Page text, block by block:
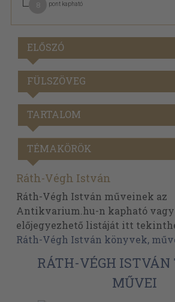
pont kapható
ELŐSZÓ
FÜLSZÖVEG
TARTALOM
TÉMAKÖRÖK
Ráth-Végh István
Ráth-Végh István műveinek az
Antikvarium.hu-n kapható vagy
előjegyezhető listáját itt
Ráth-Végh István könyvek,
RÁTH-VÉGH ISTVÁN
MŰVEI